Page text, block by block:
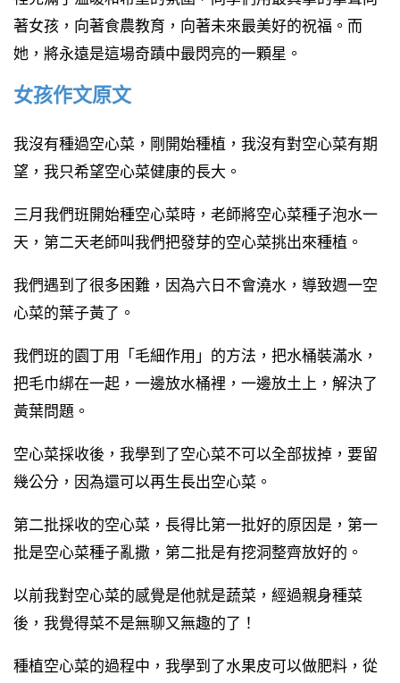
著女孩，向著食農教育，向著未來最美好的祝福。而
她，將永遠是這場奇蹟中最閃亮的一顆星。
女孩作文原文
我沒有種過空心菜，剛開始種植，我沒有對空心菜有期
望，我只希望空心菜健康的長大。
三月我們班開始種空心菜時，老師將空心菜種子泡水一
天，第二天老師叫我們把發芽的空心菜挑出來種植。
我們遇到了很多困難，因為六日不會澆水，導致週一空
心菜的葉子黃了。
我們班的園丁用「毛細作用」的方法，把水桶裝滿水，
把毛巾綁在一起，一邊放水桶裡，一邊放土上，解決了
黃葉問題。
空心菜採收後，我學到了空心菜不可以全部拔掉，要留
幾公分，因為還可以再生長出空心菜。
第二批採收的空心菜，長得比第一批好的原因是，第一
批是空心菜種子亂撒，第二批是有挖洞整齊放好的。
以前我對空心菜的感覺是他就是蔬菜，經過親身種菜
後，我覺得菜不是無聊又無趣的了！
種植空心菜的過程中，我學到了水果皮可以做肥料，從